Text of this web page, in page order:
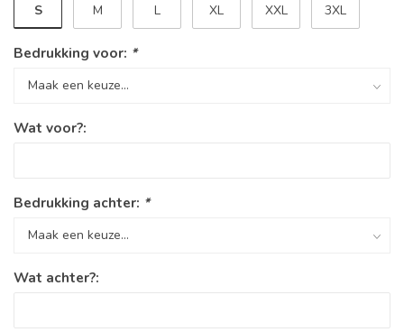
S M L XL XXL 3XL
Bedrukking voor: *
Wat voor?:
Bedrukking achter: *
Wat achter?: